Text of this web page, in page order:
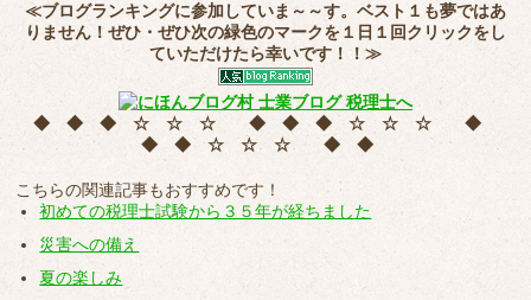
≪ブログランキングに参加していま～～す。ベスト１も夢ではあ
りません！ぜひ・ぜひ次の緑色のマークを１日１回クリックをし
ていただけたら幸いです！！≫
◆ ◆ ◆ ☆ ☆ ☆ ◆ ◆ ◆ ☆ ☆ ☆ ◆
◆ ◆ ☆ ☆ ☆ ◆ ◆
こちらの関連記事もおすすめです！
初めての税理士試験から３５年が経ちました
災害への備え
夏の楽しみ